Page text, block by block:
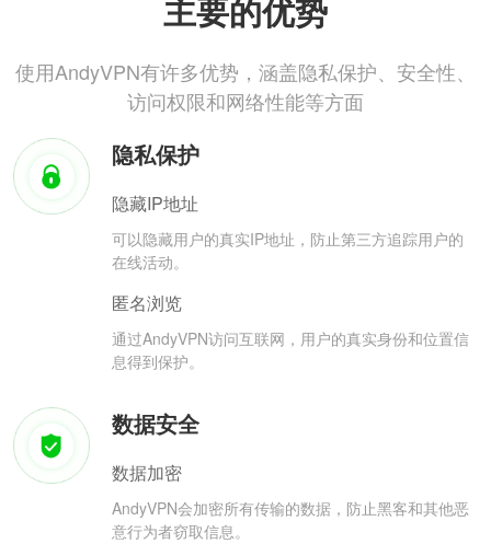
主要的优势
使用AndyVPN有许多优势，涵盖隐私保护、安全性、
访问权限和网络性能等方面
隐私保护
隐藏IP地址
可以隐藏用户的真实IP地址，防止第三方追踪用户的
在线活动。
匿名浏览
通过AndyVPN访问互联网，用户的真实身份和位置信
息得到保护。
数据安全
数据加密
AndyVPN会加密所有传输的数据，防止黑客和其他恶
意行为者窃取信息。